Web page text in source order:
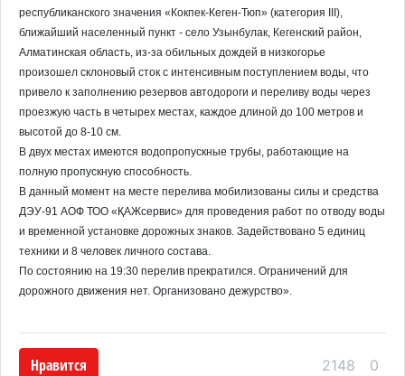
республиканского значения «Кокпек-Кеген-Тюп» (категория III),
ближайший населенный пункт - село Узынбулак, Кегенский район,
Алматинская область, из-за обильных дождей в низкогорье
произошел склоновый сток с интенсивным поступлением воды, что
привело к заполнению резервов автодороги и переливу воды через
проезжую часть в четырех местах, каждое длиной до 100 метров и
высотой до 8-10 см.
В двух местах имеются водопропускные трубы, работающие на
полную пропускную способность.
В данный момент на месте перелива мобилизованы силы и средства
ДЭУ-91 АОФ ТОО «ҚАЖсервис» для проведения работ по отводу воды
и временной установке дорожных знаков. Задействовано 5 единиц
техники и 8 человек личного состава.
По состоянию на 19:30 перелив прекратился. Ограничений для
дорожного движения нет. Организовано дежурство».
Нравится 2148 0